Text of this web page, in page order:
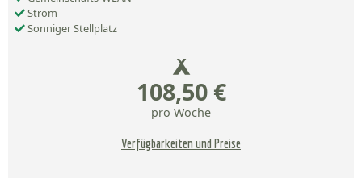
Strom
Sonniger Stellplatz
108,50 €
pro Woche
Verfügbarkeiten und Preise